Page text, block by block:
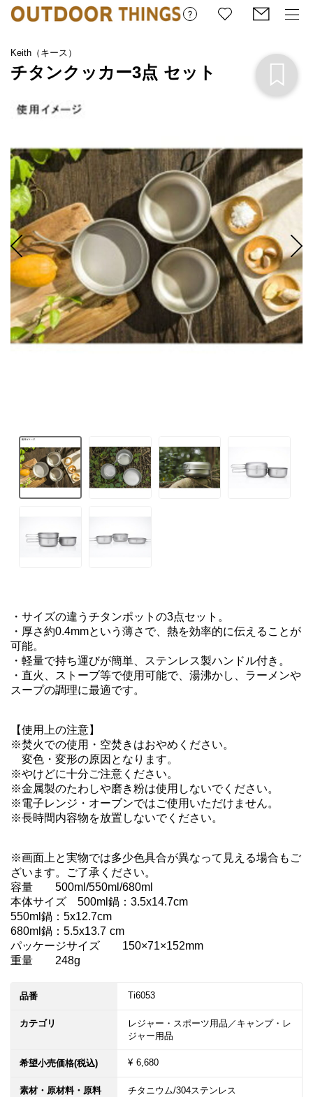
Keith（キース）
チタンクッカー3点 セット
・サイズの違うチタンポットの3点セット。
・厚さ約0.4mmという薄さで、熱を効率的に伝えることが
可能。
・軽量で持ち運びが簡単、ステンレス製ハンドル付き。
・直火、ストーブ等で使用可能で、湯沸かし、ラーメンや
スープの調理に最適です。
【使用上の注意】
※焚火での使用・空焚きはおやめください。
変色・変形の原因となります。
※やけどに十分ご注意ください。
※金属製のたわしや磨き粉は使用しないでください。
※電子レンジ・オーブンではご使用いただけません。
※長時間内容物を放置しないでください。
※画面上と実物では多少色具合が異なって見える場合もご
ざいます。ご了承ください。
容量	500ml/550ml/680ml
本体サイズ	500ml鍋：3.5x14.7cm
550ml鍋：5x12.7cm
680ml鍋：5.5x13.7 cm
パッケージサイズ	150×71×152mm
重量	248g
品番 Ti6053
カテゴリ
レジャー・スポーツ用品／キャンプ・レ
ジャー用品
希望小売価格(税込) ¥ 6,680
素材・原材料・原料 チタニウム/304ステンレス